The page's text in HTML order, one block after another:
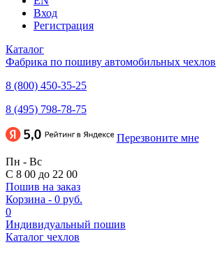
Вход
Регистрация
Каталог
Фабрика по пошиву автомобильных чехлов
8 (800) 450-35-25
8 (495) 798-78-75
Перезвоните мне
Пн - Вс
С 8 00 до 22 00
Пошив на заказ
Корзина - 0 руб.
0
Индивидуальный пошив
Каталог чехлов